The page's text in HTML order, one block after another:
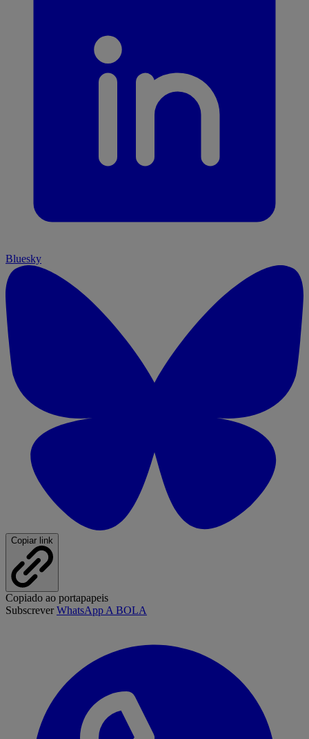
Bluesky
Copiar link
Copiado ao portapapeis
SubscreverWhatsApp A BOLA